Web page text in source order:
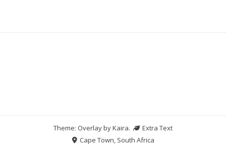
Theme: Overlay byKaira.
Extra Text
Cape Town, South Africa